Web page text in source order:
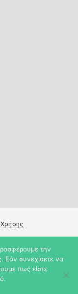
A.E.
την
Εάν συνεχίσετε να
πως είστε